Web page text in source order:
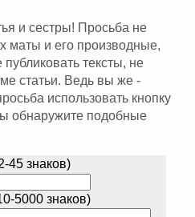
и сестры! Просьба не
маты и его производные,
публиковать тексты, не
статьи. Ведь вы же -
использовать кнопку
обнаружите подобные
45 знаков)
5000 знаков)